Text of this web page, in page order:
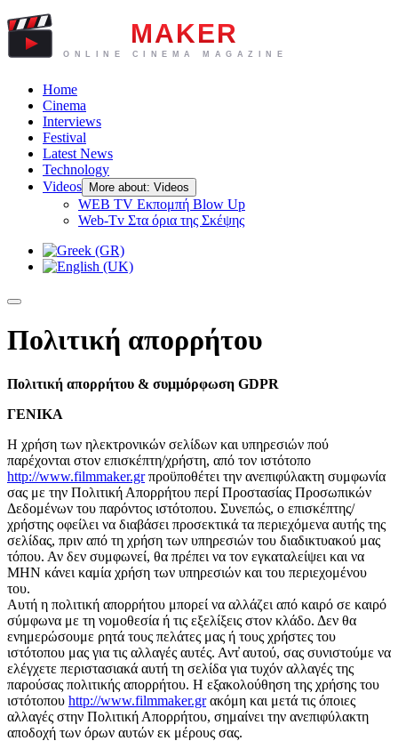
Home
Cinema
Interviews
Festival
Latest News
Technology
Videos
More about: Videos
WEB TV Eκπομπή Blow Up
Web-Tv Στα όρια της Σκέψης
Πολιτική απορρήτου
Πολιτική απορρήτου & συμμόρφωση GDPR
ΓΕΝΙΚΑ
Η χρήση των ηλεκτρονικών σελίδων και υπηρεσιών πού
παρέχονται στον επισκέπτη/χρήστη, από τον ιστότοπο
http://www.filmmaker.grπροϋποθέτει την ανεπιφύλακτη συμφωνία
σας με την Πολιτική Απορρήτου περί Προστασίας Προσωπικών
Δεδομένων του παρόντος ιστότοπου. Συνεπώς, ο επισκέπτης/
χρήστης οφείλει να διαβάσει προσεκτικά τα περιεχόμενα αυτής της
σελίδας, πριν από τη χρήση των υπηρεσιών του διαδικτυακού μας
τόπου. Αν δεν συμφωνεί, θα πρέπει να τον εγκαταλείψει και να
ΜΗΝ κάνει καμία χρήση των υπηρεσιών και του περιεχομένου
του.
Αυτή η πολιτική απορρήτου μπορεί να αλλάζει από καιρό σε καιρό
σύμφωνα με τη νομοθεσία ή τις εξελίξεις στον κλάδο. Δεν θα
ενημερώσουμε ρητά τους πελάτες μας ή τους χρήστες του
ιστότοπου μας για τις αλλαγές αυτές. Αντ̓ αυτού, σας συνιστούμε να
ελέγχετε περιστασιακά αυτή τη σελίδα για τυχόν αλλαγές της
παρούσας πολιτικής απορρήτου. Η εξακολούθηση της χρήσης του
ιστότοπου http://www.filmmaker.grακόμη και μετά τις όποιες
αλλαγές στην Πολιτική Απορρήτου, σημαίνει την ανεπιφύλακτη
αποδοχή των όρων αυτών εκ μέρους σας.